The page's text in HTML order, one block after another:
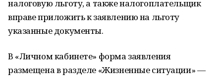
налоговую льготу, а также налогоплательщик
вправе приложить к заявлению на льготу
указанные документы.
В «Личном кабинете» форма заявления
размещена в разделе «Жизненные ситуации» —